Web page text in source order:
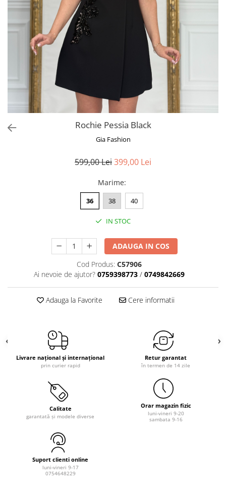
Pantaloni
Blanuri
Paltoane
Sacouri
Tricouri
Traditional
Rochie Pessia Black
Gia Fashion
599,00 Lei399,00 Lei
Marime:
36 38 40
IN STOC
ADAUGA IN COS
Cod Produs: C57906
Ai nevoie de ajutor? 0759398773 / 0749842669
Adauga la Favorite Cere informatii
Livrare național și internațional
prin curier rapid
Retur garantat
în termen de 14 zile
Calitate
garantată și modele diverse
Orar magazin fizic
luni-vineri 9-20
sambata 9-16
Suport clienti online
luni-vineri 9-17
0754648229